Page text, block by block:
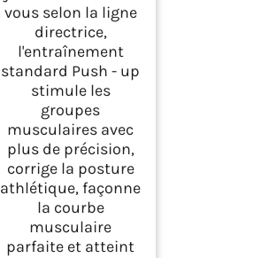
vous selon la ligne
directrice,
l'entraînement
standard Push - up
stimule les
groupes
musculaires avec
plus de précision,
corrige la posture
athlétique, façonne
la courbe
musculaire
parfaite et atteint